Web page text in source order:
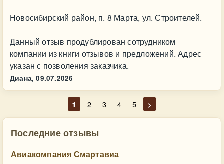
Новосибирский район, п. 8 Марта, ул. Строителей.
Данный отзыв продублирован сотрудником
компании из книги отзывов и предложений. Адрес
указан с позволения заказчика.
Диана, 09.07.2026
1 2 3 4 5 >
Последние отзывы
Авиакомпания Смартавиа